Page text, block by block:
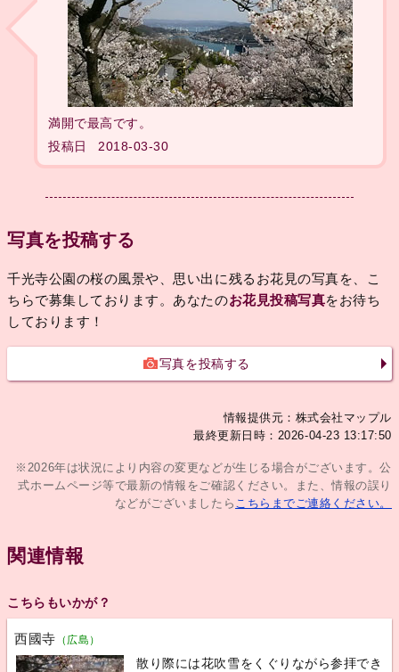
満開で最高です。
投稿日
2018-03-30
写真を投稿する
千光寺公園の桜の風景や、思い出に残るお花見の写真を、こ
ちらで募集しております。あなたのお花見投稿写真をお待ち
しております！
写真を投稿する
情報提供元：株式会社マップル
最終更新日時：2026-04-23 13:17:50
※2026年は状況により内容の変更などが生じる場合がございます。公
式ホームページ等で最新の情報をご確認ください。また、情報の誤り
などがございましたら こちらまでご連絡ください。
関連情報
こちらもいかが？
西國寺 （広島）
散り際には花吹雪をくぐりながら参拝でき